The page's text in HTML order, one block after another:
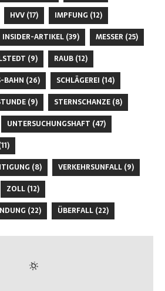
HVV (17) IMPFUNG (12)
INSIDER-ARTIKEL (39) MESSER (25)
(9) RAUB (12)
BAHN (26) SCHLÄGEREI (14)
(9) STERNSCHANZE (8)
UNTERSUCHUNGSHAFT (47)
(8) VERKEHRSUNFALL (9)
ZOLL (12)
(22) ÜBERFALL (22)